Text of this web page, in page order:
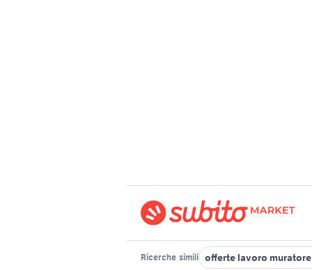
Ricerche simili offerte lavoro